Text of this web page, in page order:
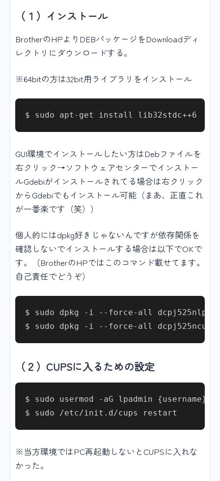
（１）インストール
BrotherのHPよりDEBパッケージをDownloadディ
レクトリにダウンロードする。
※64bitの方は32bit用ライブラリをインストール
GUI環境でインストールしたい方はDebファイルを
右クリック→ソフトウェアセンターでインストー
ルGdebiがインストールされてる場合は右クリック
からGdebiでもインストール可能（まあ、正直これ
が一番楽です（笑））
個人的にはdpkg好きじゃないんですが依存関係を
確認しないでインストールする場合は以下でOKで
す。（BrotherのHPではこのコマンド載せてます。
自己責任でどうぞ）
$ sudo dpkg -i --force-all dcpj525nlpr-
（２）CUPSに入るための設定
$ sudo usermod -aG lpadmin {username}
※当方環境ではPC再起動しないとCUPSに入れな
かった。